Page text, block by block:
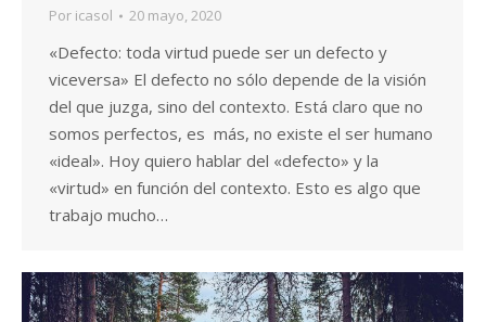
Por icasol 20 mayo, 2020
«Defecto: toda virtud puede ser un defecto y
viceversa» El defecto no sólo depende de la visión
del que juzga, sino del contexto. Está claro que no
somos perfectos, es más, no existe el ser humano
«ideal». Hoy quiero hablar del «defecto» y la
«virtud» en función del contexto. Esto es algo que
trabajo mucho…